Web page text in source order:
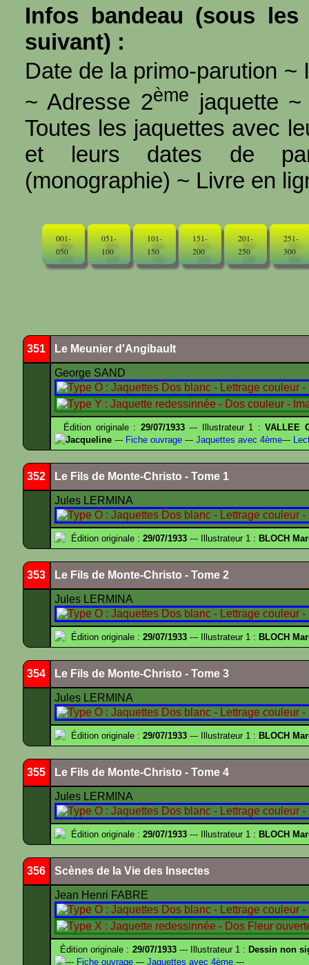
Infos bandeau (sous
suivant) :
Date de la primo-parution ~
~ Adresse 2ème jaquette
Toutes les jaquettes avec
et leurs dates de
(monographie) ~ Livre en
001-
050
051-
100
101-
150
151-
200
201-
250
251-
300
351 Le Meunier d'Angibault
George SAND
Édition originale : 29/07/1933--- Illustrateur 1 :VALLEE
Jacqueline --- Fiche ouvrage --- Jaquettes avec 4ème---
352 Le Fils de Monte-Christo - Tome 1
Jules LERMINA
Édition originale : 29/07/1933 --- Illustrateur 1 : BLOCH
353 Le Fils de Monte-Christo - Tome 2
Jules LERMINA
Édition originale : 29/07/1933 --- Illustrateur 1 : BLOCH
354 Le Fils de Monte-Christo - Tome 3
Jules LERMINA
Édition originale : 29/07/1933 --- Illustrateur 1 : BLOCH
355 Le Fils de Monte-Christo - Tome 4
Jules LERMINA
Édition originale : 29/07/1933 --- Illustrateur 1 : BLOCH
356 Scènes de la Vie des Insectes
Jean Henri FABRE
Édition originale : 29/07/1933--- Illustrateur 1 : Dessin non
--- Fiche ouvrage --- Jaquettes avec 4ème ---